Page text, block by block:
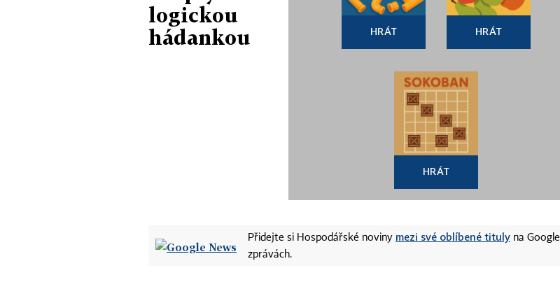
logickou
hádankou
HRÁT HRÁT
HRÁT
Přidejte si Hospodářské noviny mezi své oblíbené tituly na Google
zprávách.